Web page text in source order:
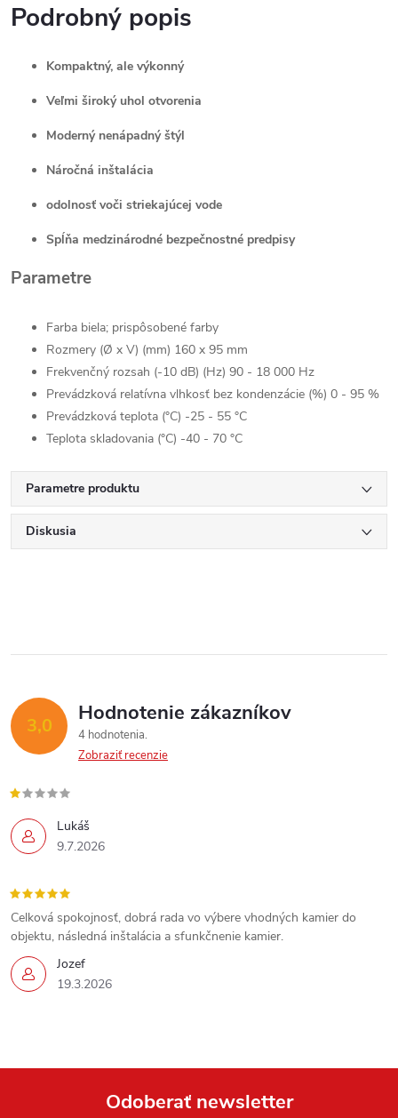
Podrobný popis
Kompaktný, ale výkonný
Veľmi široký uhol otvorenia
Moderný nenápadný štýl
Náročná inštalácia
odolnosť voči striekajúcej vode
Spĺňa medzinárodné bezpečnostné predpisy
Parametre
Farba biela; prispôsobené farby
Rozmery (Ø x V) (mm) 160 x 95 mm
Frekvenčný rozsah (-10 dB) (Hz) 90 - 18 000 Hz
Prevádzková relatívna vlhkosť bez kondenzácie (%) 0 - 95 %
Prevádzková teplota (°C) -25 - 55 °C
Teplota skladovania (°C) -40 - 70 °C
Parametre produktu
Diskusia
3,0 Hodnotenie zákazníkov
4 hodnotenia
Zobraziť recenzie
Lukáš
9.7.2026
Jozef
19.3.2026
Celková spokojnosť, dobrá rada vo výbere vhodných kamier do
objektu, následná inštalácia a sfunkčnenie kamier.
Odoberať newsletter